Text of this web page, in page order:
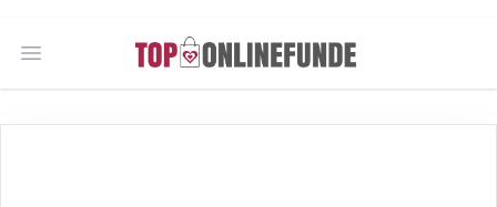
Open main menu